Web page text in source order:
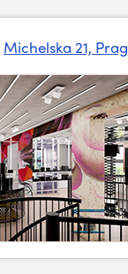
Michelska 21,